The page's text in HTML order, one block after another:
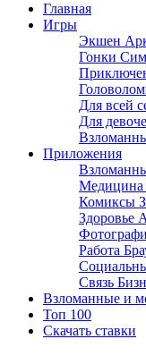
Главная
Игры
Экшен
Гонки
Для всей
Для
Приложения
Медицина
Комиксы
Здоровье
Работа
Связь
Взломанные и
Топ 100
Скачать ставки